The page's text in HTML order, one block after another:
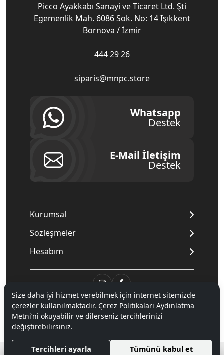
Picco Ayakkabı Sanayi ve Ticaret Ltd. Şti
Egemenlik Mah. 6086 Sok. No: 14 Işıkkent
Bornova / İzmir
444 29 26
siparis@mnpc.store
Whatsapp
Destek
E-Mail İletişim
Destek
Kurumsal
Sözleşmeler
Hesabım
© 2020Mnpc. Tüm hakları saklıdır.
Hipotenüs Yeni Nesil E-Ticaret Sistemleri ile Hazırlanmıştır.
Size daha iyi hizmet verebilmek için internet sitemizde
çerezler kullanılmaktadır. Çerez Politikaları Aydınlatma
Metni’ni okuyabilir ve dilerseniz tercihlerinizi
değiştirebilirsiniz.
Tercihleri ayarla Tümünü kabul et